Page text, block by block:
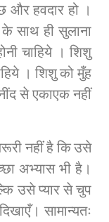
और हवदार हो ।
साथ ही सुलाना
चाहिये । शिशु
। शिशु को मुँह
से एकाएक नहीं
नहीं है कि उसे
अभ्यास भी है।
उसे प्यार से चुप
सामान्यतः